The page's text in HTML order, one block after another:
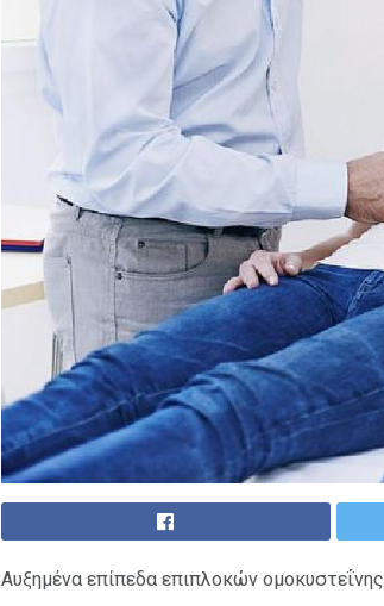
Αυξημένα επίπεδα επιπλοκών